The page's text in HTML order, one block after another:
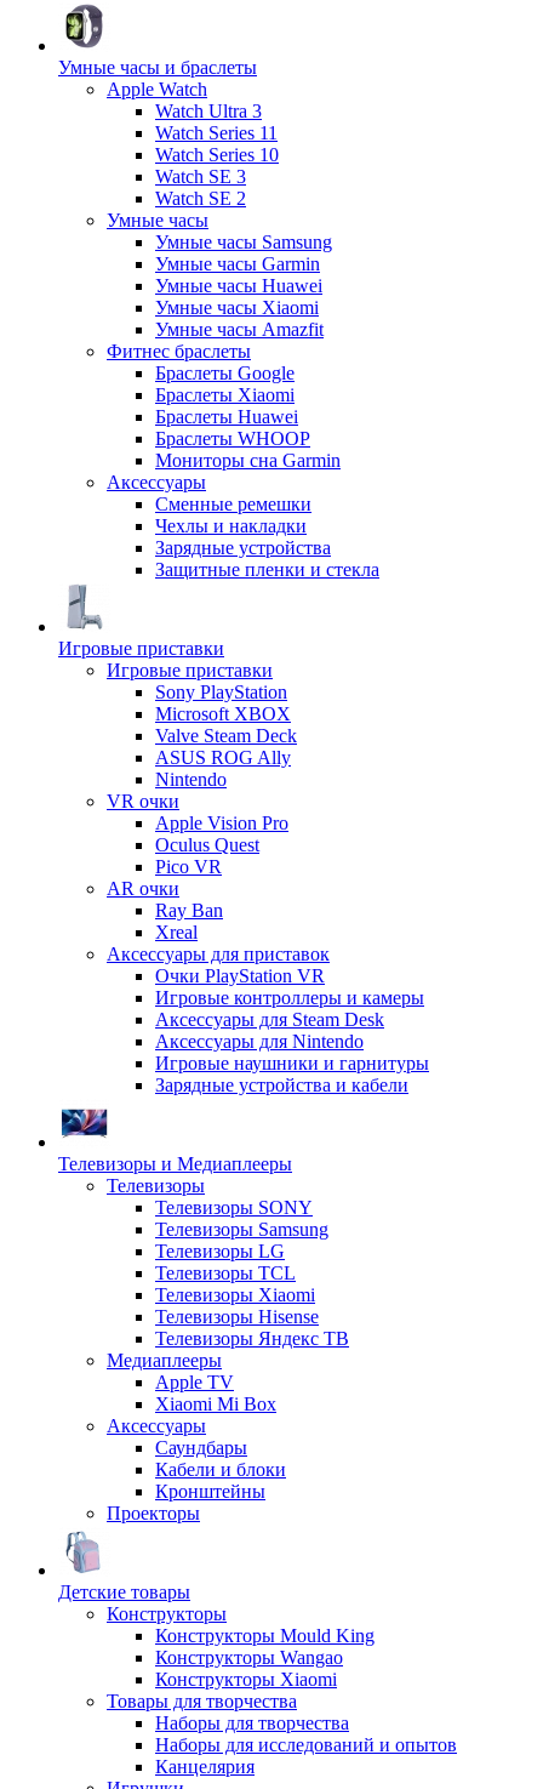
Умные часы и браслеты
Apple Watch
Watch Ultra 3
Watch Series 11
Watch Series 10
Watch SE 3
Watch SE 2
Умные часы
Умные часы Samsung
Умные часы Garmin
Умные часы Huawei
Умные часы Xiaomi
Умные часы Amazfit
Фитнес браслеты
Браслеты Google
Браслеты Xiaomi
Браслеты Huawei
Браслеты WHOOP
Мониторы сна Garmin
Аксессуары
Сменные ремешки
Чехлы и накладки
Зарядные устройства
Защитные пленки и стекла
Игровые приставки
Игровые приставки
Sony PlayStation
Microsoft XBOX
Valve Steam Deck
ASUS ROG Ally
Nintendo
VR очки
Apple Vision Pro
Oculus Quest
Pico VR
AR очки
Ray Ban
Xreal
Аксессуары для приставок
Очки PlayStation VR
Игровые контроллеры и камеры
Аксессуары для Steam Desk
Аксессуары для Nintendo
Игровые наушники и гарнитуры
Зарядные устройства и кабели
Телевизоры и Медиаплееры
Телевизоры
Телевизоры SONY
Телевизоры Samsung
Телевизоры LG
Телевизоры TCL
Телевизоры Xiaomi
Телевизоры Hisense
Телевизоры Яндекс ТВ
Медиаплееры
Apple TV
Xiaomi Mi Box
Аксессуары
Саундбары
Кабели и блоки
Кронштейны
Проекторы
Детские товары
Конструкторы
Конструкторы Mould King
Конструкторы Wangao
Конструкторы Xiaomi
Товары для творчества
Наборы для творчества
Наборы для исследований и опытов
Канцелярия